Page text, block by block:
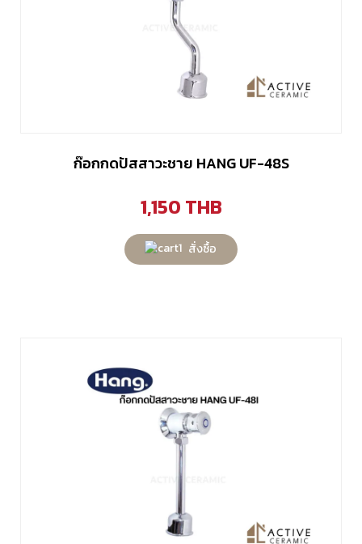
ก๊อกกดปัสสาวะชาย HANG UF-48S
1,150 THB
สั่งซื้อ